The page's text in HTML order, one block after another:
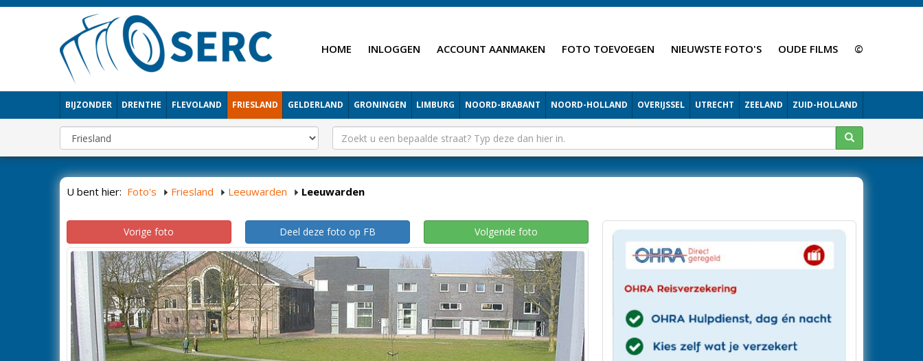
HOME INLOGGEN ACCOUNT AANMAKEN FOTO TOEVOEGEN NIEUWSTE FOTO'S OUDE FILMS ©
BIJZONDER DRENTHE FLEVOLAND FRIESLAND GELDERLAND GRONINGEN LIMBURG NOORD-BRABANT NOORD-HOLLAND OVERIJSSEL UTRECHT ZEELAND ZUID-HOLLAND
U bent hier: Foto's Friesland Leeuwarden Leeuwarden
Vorige foto Deel deze foto op FB Volgende foto